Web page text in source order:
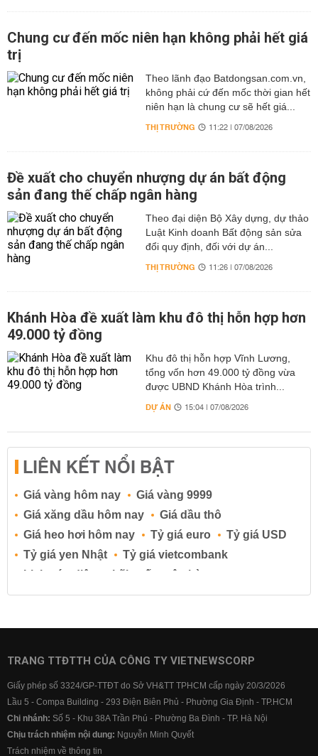
Chung cư đến mốc niên hạn không phải hết giá
trị
Theo lãnh đạo Batdongsan.com.vn,
không phải cứ đến mốc thời gian hết
niên hạn là chung cư sẽ hết giá...
THỊ TRƯỜNG 11:22 | 07/08/2026
Đề xuất cho chuyển nhượng dự án bất động
sản đang thế chấp ngân hàng
Theo đại diện Bộ Xây dựng, dự thảo
Luật Kinh doanh Bất động sản sửa
đổi quy định, đối với dự án...
THỊ TRƯỜNG 11:26 | 07/08/2026
Khánh Hòa đề xuất làm khu đô thị hỗn hợp hơn
49.000 tỷ đồng
Khu đô thị hỗn hợp Vĩnh Lương,
tổng vốn hơn 49.000 tỷ đồng vừa
được UBND Khánh Hòa trình...
DỰ ÁN 15:04 | 07/08/2026
LIÊN KẾT NỔI BẬT
Giá vàng hôm nay
Giá vàng 9999
Giá xăng dầu hôm nay
Giá dầu thô
Giá heo hơi hôm nay
Tỷ giá euro
Tỷ giá USD
Tỷ giá yen Nhật
Tỷ giá vietcombank
Lịch cúp điện
Lãi suất ngân hàng
Lãi suất tiết kiệm
Lãi suất tiền gửi
Lãi suất ngân hàng BIDV
Lãi suất ngân hàng Vietcombank
TRANG TTĐTTH CỦA CÔNG TY VIETNEWSCORP
Giấy phép số 3324/GP-TTĐT do Sở VH&TT TPHCM cấp ngày 20/3/2026
Lầu 5 - Compa Building - 293 Điện Biên Phủ - Phường Gia Định - TP.HCM
Chi nhánh: Số 5 - Khu 38A Trần Phú - Phường Ba Đình - TP. Hà Nội
Chịu trách nhiệm nội dung: Nguyễn Minh Quyết
Trách nhiệm về thông tin